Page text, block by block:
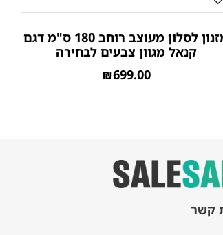
מזנון לסלון מעוצב רוחב 180 ס"מ דגם
קנאל מגוון צבעים לבחירה
₪699.00
קשר